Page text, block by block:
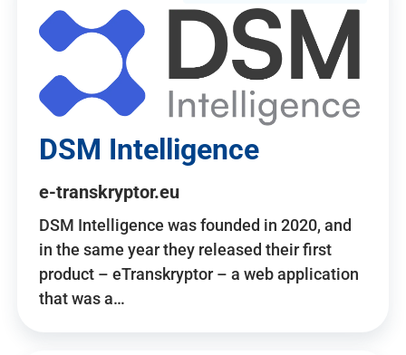
DSM Intelligence
e-transkryptor.eu
DSM Intelligence was founded in 2020, and
in the same year they released their first
product – eTranskryptor – a web application
that was a…